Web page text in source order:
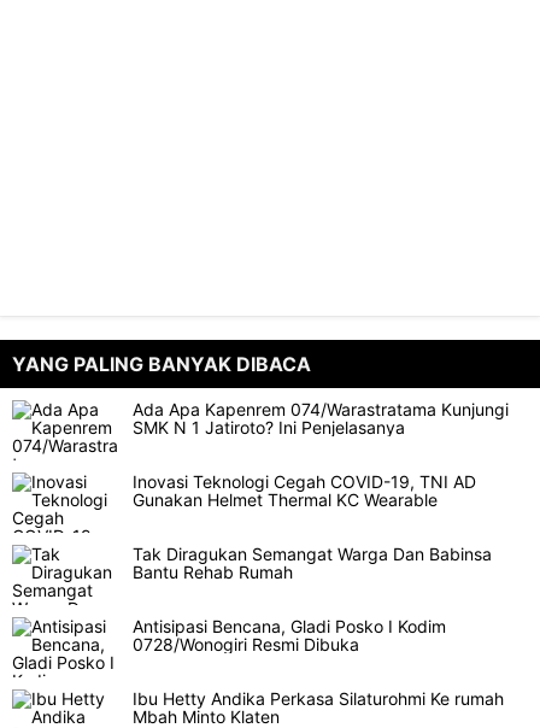
YANG PALING BANYAK DIBACA
Ada Apa Kapenrem 074/Warastratama Kunjungi
SMK N 1 Jatiroto? Ini Penjelasanya
Inovasi Teknologi Cegah COVID-19, TNI AD
Gunakan Helmet Thermal KC Wearable
Tak Diragukan Semangat Warga Dan Babinsa
Bantu Rehab Rumah
Antisipasi Bencana, Gladi Posko I Kodim
0728/Wonogiri Resmi Dibuka
Ibu Hetty Andika Perkasa Silaturohmi Ke rumah
Mbah Minto Klaten